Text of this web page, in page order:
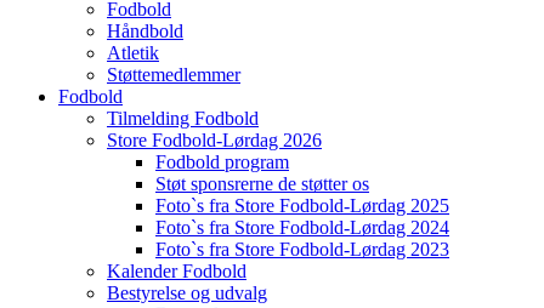
Fodbold
Håndbold
Atletik
Støttemedlemmer
Fodbold
Tilmelding Fodbold
Store Fodbold-Lørdag 2026
Fodbold program
Støt sponsrerne de støtter os
Foto`s fra Store Fodbold-Lørdag 2025
Foto`s fra Store Fodbold-Lørdag 2024
Foto`s fra Store Fodbold-Lørdag 2023
Kalender Fodbold
Bestyrelse og udvalg